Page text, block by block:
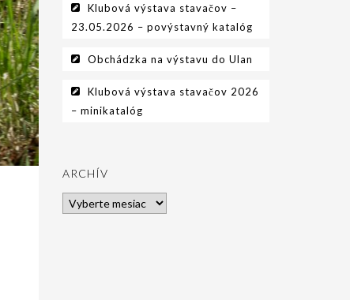
Klubová výstava stavačov –
23.05.2026 – povýstavný katalóg
Obchádzka na výstavu do Ulan
Klubová výstava stavačov 2026
– minikatalóg
ARCHÍV
Archív